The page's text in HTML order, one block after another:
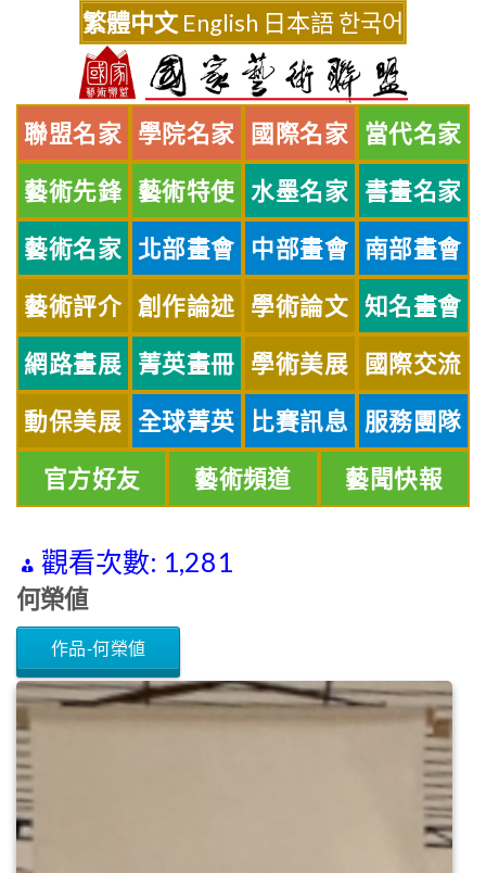
繁體中文 English 日本語한국어
聯盟名家 學院名家 國際名家 當代名家
藝術先鋒 藝術特使 水墨名家 書畫名家
藝術名家 北部畫會 中部畫會 南部畫會
藝術評介 創作論述 學術論文 知名畫會
網路畫展 菁英畫冊 學術美展 國際交流
動保美展 全球菁英 比賽訊息 服務團隊
官方好友 藝術頻道 藝聞快報
觀看次數: 1,281
何榮値
作品-何榮値